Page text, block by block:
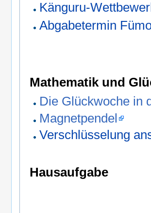
Känguru-
Abgabetermin
Mathematik und
Die Glückwoche in
Magnetpendel
Verschlüsselung
Hausaufgabe